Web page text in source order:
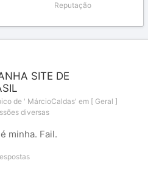
Reputação
SITE DE
de ' MárcioCaldas' em [ Geral ]
diversas
minha. Fail.